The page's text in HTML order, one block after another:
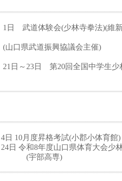
体験会(少林寺拳法)(維新百
武道振興協議会主催)
23日 第20回全国中学生少林
月度昇格考試(小郡小体育
和8年度山口県体育大会少林
高専)